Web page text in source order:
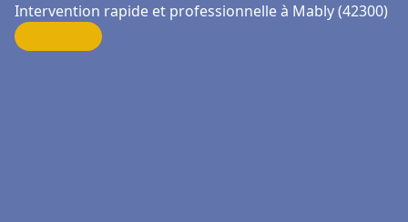
Intervention rapide et professionnelle à Mably (42300)